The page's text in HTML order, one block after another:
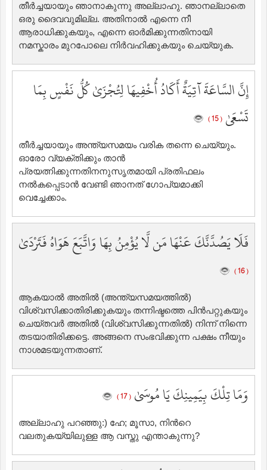
തീര്‍ച്ചയായും ഞാനാകുന്നു അല്ലാഹു. ഞാനല്ലാതെ
ഒരു ദൈവവുമില്ല. അതിനാല്‍ എന്നെ നീ
ആരാധിക്കുകയും, എന്നെ ഓര്‍മിക്കുന്നതിനായി
നമസ്കാരം മുറപോലെ നിര്‍വഹിക്കുകയും ചെയ്യുക.
إِنَّ السَّاعَةَ آتِيَةٌ أَكَادُ أُخْفِيهَا لِتُجْزَىٰ كُلُّ نَفْسٍ بِمَا
تَسْعَىٰ ( 15 )
തീര്‍ച്ചയായും അന്ത്യസമയം വരിക തന്നെ ചെയ്യും.
ഓരോ വ്യക്തിക്കും താന്‍
പ്രയത്നിക്കുന്നതിനനുസൃതമായി പ്രതിഫലം
നല്‍കപ്പെടാന്‍ വേണ്ടി ഞാനത് ഗോപ്യമാക്കി
വെച്ചേക്കാം.
فَلَا يَصُدَّنَّكَ عَنْهَا مَن لَّا يُؤْمِنُ بِهَا وَاتَّبَعَ هَوَاهُ فَتَرْدَىٰ
( 16 )
ആകയാല്‍ അതില്‍ (അന്ത്യസമയത്തില്‍)
വിശ്വസിക്കാതിരിക്കുകയും തന്നിഷ്ടത്തെ പിന്‍പറ്റുകയും
ചെയ്തവര്‍ അതില്‍ (വിശ്വസിക്കുന്നതില്‍) നിന്ന് നിന്നെ
തടയാതിരിക്കട്ടെ. അങ്ങനെ സംഭവിക്കുന്ന പക്ഷം നീയും
നാശമടയുന്നതാണ്‌.
وَمَا تِلْكَ بِيَمِينِكَ يَا مُوسَىٰ ( 17 )
അല്ലാഹു പറഞ്ഞു:) ഹേ; മൂസാ, നിന്‍റെ
വലതുകയ്യിലുള്ള ആ വസ്തു എന്താകുന്നു?